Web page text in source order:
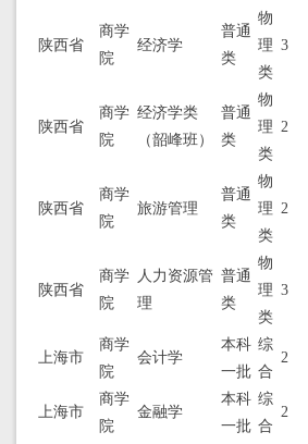
陕西省
商学
院
经济学
普通
类
物
理
类
3
陕西省
商学
院
经济学类
（韶峰班）
普通
类
物
理
类
2
陕西省
商学
院
旅游管理
普通
类
物
理
类
2
陕西省
商学
院
人力资源管
理
普通
类
物
理
类
3
上海市
商学
院
会计学
本科
一批
综
合
2
上海市
商学
院
金融学
本科
一批
综
合
2